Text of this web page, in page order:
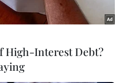
Nhanh chóng hoàn thiện
High-Interest Debt?